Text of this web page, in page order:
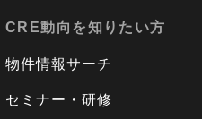
CRE動向を知りたい方
物件情報サーチ
セミナー・研修